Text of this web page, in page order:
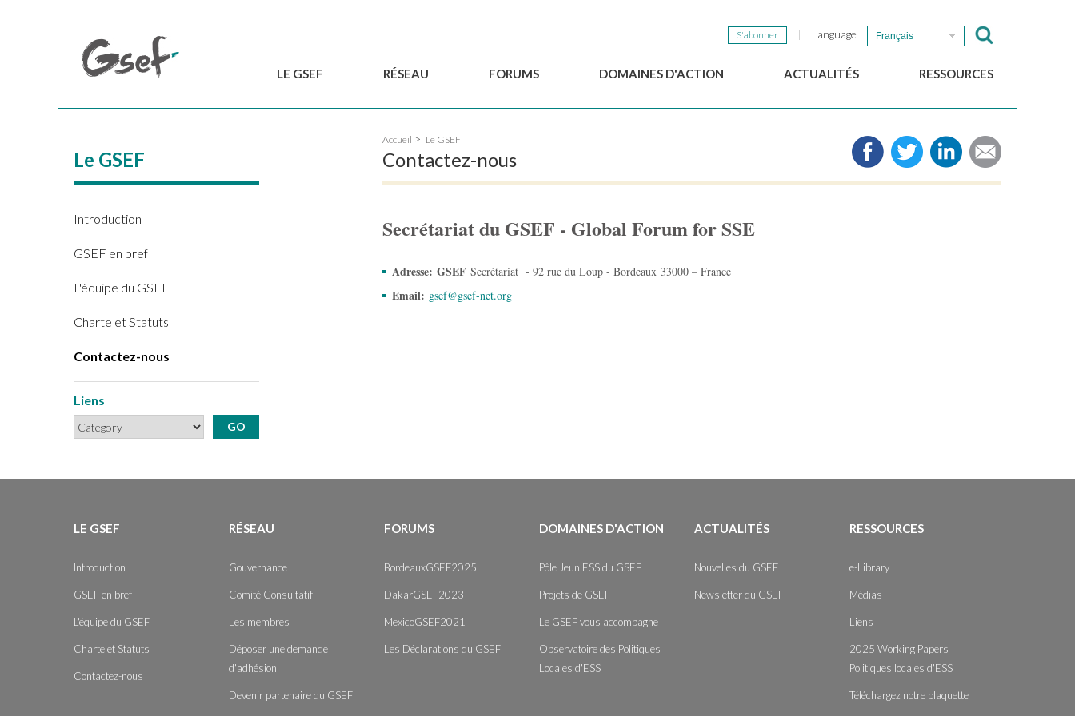
S'abonner Language Français
LE GSEF RÉSEAU
Comité Consultatif
Les membres
Devenir partenaire du
FORUMS
MexicoGSEF2021
DOMAINES D'ACTION ACTUALITÉS
Newsletter du GSEF
RESSOURCES
Médias
Liens
Le GSEF
Introduction
GSEF en bref
L'équipe du GSEF
Charte et Statuts
Contactez-nous
Liens
Accueil Le GSEF
Contactez-nous
Secrétariat du GSEF - Global Forum for SSE
Adresse: GSEF Secrétariat - 92 rue du Loup - Bordeaux 33000 – France
Email: gsef@gsef-net.org
LE GSEF
Introduction
GSEF en bref
L'équipe du GSEF
Charte et Statuts
Contactez-nous
RÉSEAU
Gouvernance
Comité Consultatif
Les membres
Déposer une demande
d'adhésion
Devenir partenaire du GSEF
FORUMS
BordeauxGSEF2025
DakarGSEF2023
MexicoGSEF2021
Les Déclarations du GSEF
DOMAINES D'ACTION
Pôle Jeun'ESS du GSEF
Projets de GSEF
Le GSEF vous accompagne
Observatoire des Politiques
Locales d'ESS
ACTUALITÉS
Nouvelles du GSEF
Newsletter du GSEF
RESSOURCES
e-Library
Médias
Liens
2025 Working Papers
Politiques locales d'ESS
Téléchargez notre plaquette